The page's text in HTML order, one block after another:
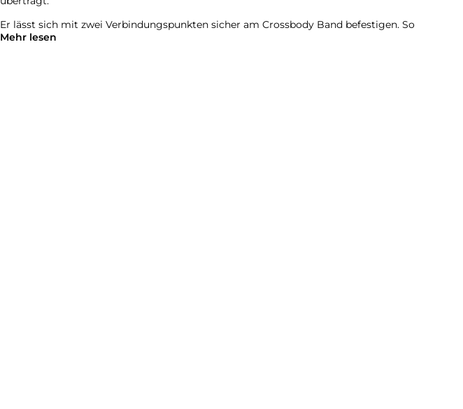
Er lässt sich mit zwei Verbindungs­punkten sicher am Crossbody Band befestigen. So
kannst du dein iPhone Air einfach freihändig tragen.
Mehr lesen